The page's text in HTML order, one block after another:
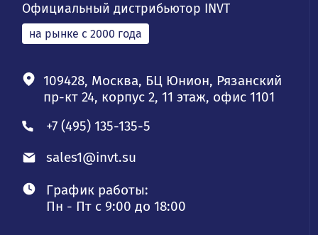
Официальный дистрибьютор INVT
на рынке с 2000 года
109428, Москва, БЦ Юнион, Рязанский
пр-кт 24, корпус 2, 11 этаж, офис 1101
+7 (495) 135-135-5
sales1@invt.su
График работы:
Пн - Пт с 9:00 до 18:00